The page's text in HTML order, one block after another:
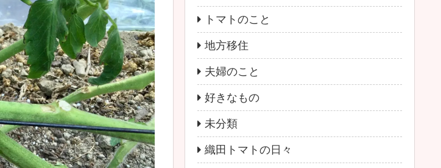
トマトのこと
地方移住
夫婦のこと
好きなもの
未分類
織田トマトの日々